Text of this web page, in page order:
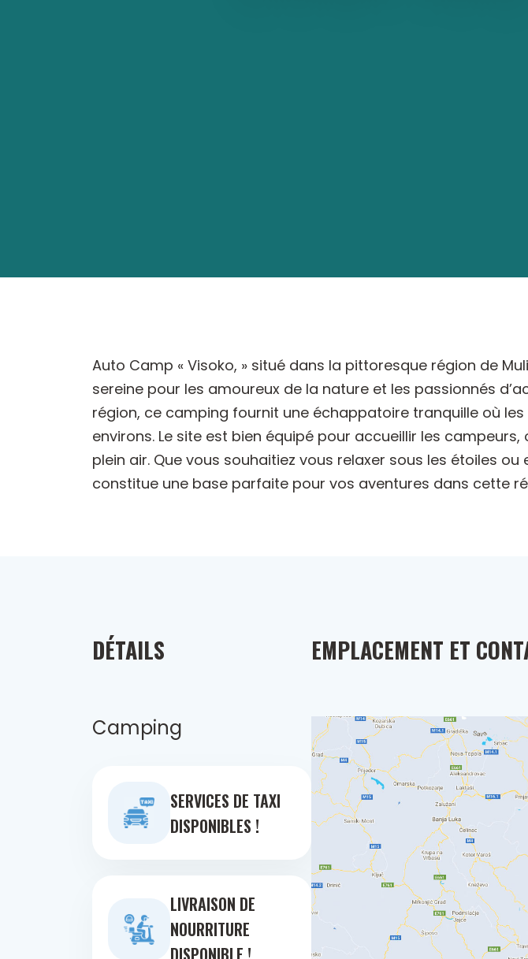
Auto Camp « Visoko, » situé dans la pittoresque région de
sereine pour les amoureux de la nature et les passionnés
région, ce camping fournit une échappatoire tranquille où
environs. Le site est bien équipé pour accueillir les
plein air. Que vous souhaitiez vous relaxer sous les étoiles
constitue une base parfaite pour vos aventures dans cette
DÉTAILS
Camping
SERVICES DE TAXI
DISPONIBLES !
LIVRAISON DE
NOURRITURE
EMPLACEMENT ET